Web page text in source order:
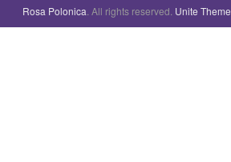
Rosa Polonica . All rights reserved. Unite Theme